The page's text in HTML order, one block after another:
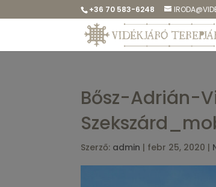
+36 70 583-6248
Bősz-Adrián-
Szerző: admin | febr 25, 2020 |